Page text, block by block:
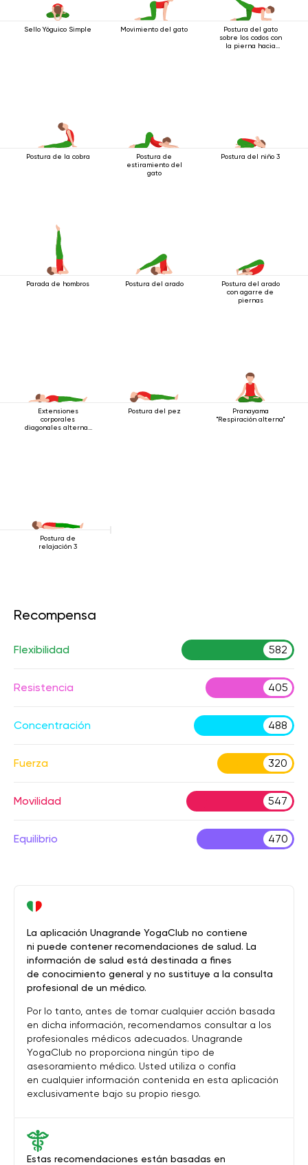
Sello Yóguico Simple Movimiento del gato
Postura del gato
sobre los codos con
la pierna hacia
Postura de la cobra
Postura de
estiramiento del
gato
Postura del niño 3
Parada de hombros Postura del arado
Postura del arado
con agarre de
piernas
Extensiones
corporales
diagonales alternas
Postura del pez
Pranayama
"Respiración alterna"
Postura de
relajación 3
Recompensa
Flexibilidad 582
Resistencia 405
Concentración 488
Fuerza 320
Movilidad 547
Equilibrio 470
Estas recomendaciones están basadas en
La aplicación Unagrande YogaClub no contiene
ni puede contener recomendaciones de salud. La
información de salud está destinada a fines
de conocimiento general y no sustituye a la consulta
profesional de un médico.
Por lo tanto, antes de tomar cualquier acción basada
en dicha información, recomendamos consultar a los
profesionales médicos adecuados. Unagrande
YogaClub no proporciona ningún tipo de
asesoramiento médico. Usted utiliza o confía
en cualquier información contenida en esta aplicación
exclusivamente bajo su propio riesgo.